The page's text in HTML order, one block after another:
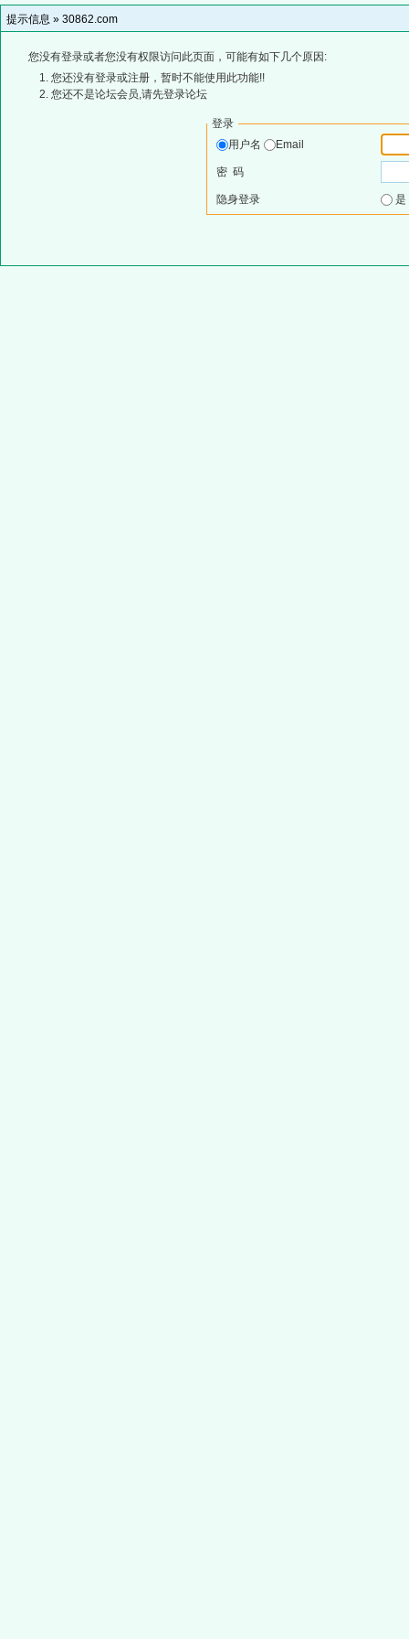
提示信息 » 30862.com
您没有登录或者您没有权限访问此页面，可能有如下几个原因:
您还没有登录或注册，暂时不能使用此功能!!
您还不是论坛会员,请先登录论坛
登录
用户名
Email
密 码
隐身登录